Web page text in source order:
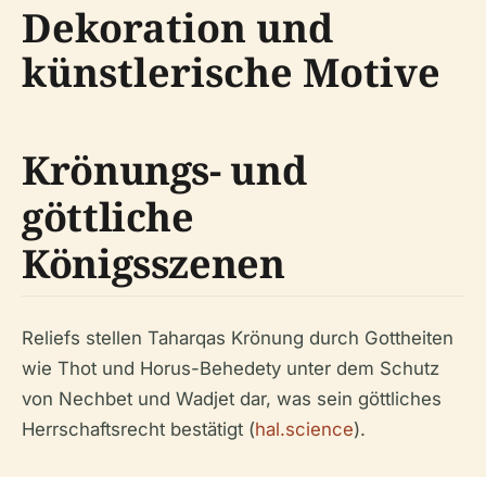
Dekoration und
künstlerische Motive
Krönungs- und
göttliche
Königsszenen
Reliefs stellen Taharqas Krönung durch Gottheiten
wie Thot und Horus-Behedety unter dem Schutz
von Nechbet und Wadjet dar, was sein göttliches
Herrschaftsrecht bestätigt (hal.science).